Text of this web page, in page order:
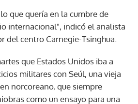
que quería en la cumbre de
internacional", indicó el analista
del centro Carnegie-Tsinghua.
que Estados Unidos iba a
militares con Seúl, una vieja
norcoreano, que siempre
como un ensayo para una